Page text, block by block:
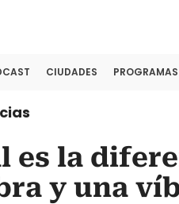
CIUDADES PROGRAMAS
es la
y una